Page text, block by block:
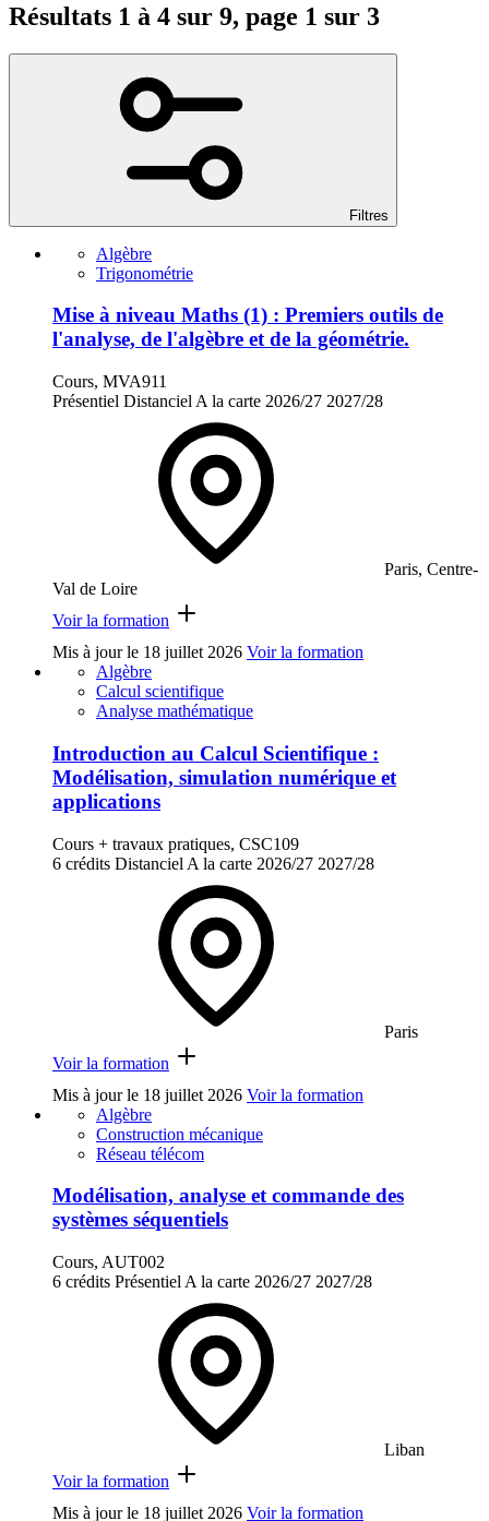
Résultats 1 à 4 sur 9, page 1 sur 3
Filtres
Algèbre
Trigonométrie
Mise à niveau Maths (1) : Premiers outils de
l'analyse, de l'algèbre et de la géométrie.
Cours, MVA911
Présentiel Distanciel A la carte 2026/27 2027/28
Paris, Centre-
Val de Loire
Voir la formation
Mis à jour le 18 juillet 2026 Voir la formation
Algèbre
Calcul scientifique
Analyse mathématique
Introduction au Calcul Scientifique :
Modélisation, simulation numérique et
applications
Cours + travaux pratiques, CSC109
6 crédits Distanciel A la carte 2026/27 2027/28
Paris
Voir la formation
Mis à jour le 18 juillet 2026 Voir la formation
Algèbre
Construction mécanique
Réseau télécom
Modélisation, analyse et commande des
systèmes séquentiels
Cours, AUT002
6 crédits Présentiel A la carte 2026/27 2027/28
Liban
Voir la formation
Mis à jour le 18 juillet 2026 Voir la formation